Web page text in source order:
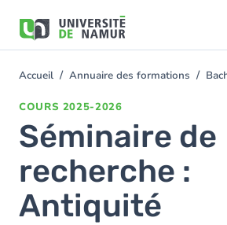
contenu
You
Accueil Annuaire des formations
COURS 2025-2026
Séminaire de
recherche :
Antiquité